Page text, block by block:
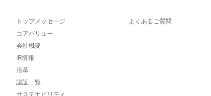
トップメッセージ
コアバリュー
会社概要
IR情報
沿革
認証一覧
サステナビリティ
よくあるご質問